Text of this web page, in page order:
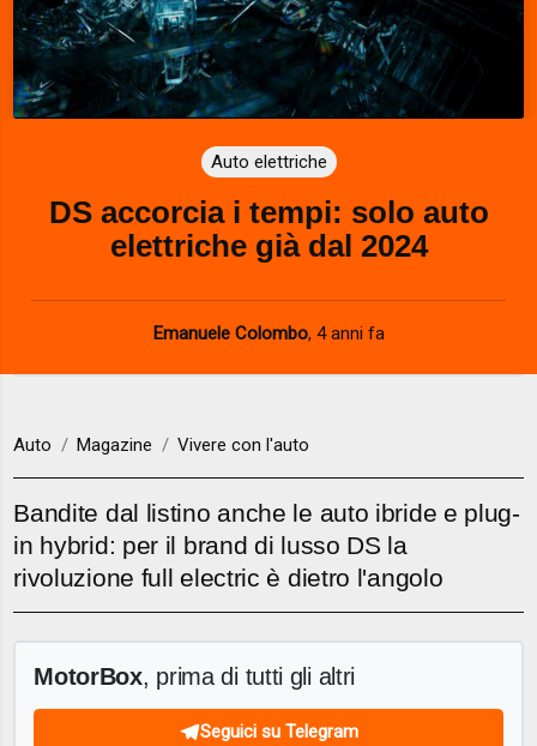
Auto elettriche
DS accorcia i tempi: solo auto
elettriche già dal 2024
Emanuele Colombo, 4 anni fa
Auto Magazine Vivere con l'auto
Bandite dal listino anche le auto ibride e plug-
in hybrid: per il brand di lusso DS la
rivoluzione full electric è dietro l'angolo
MotorBox, prima di tutti gli altri
Seguici su Telegram